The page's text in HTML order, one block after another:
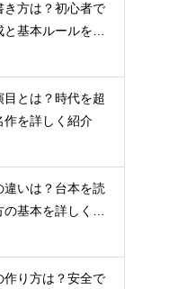
き方は？初心者で
基本ルールを解
とは？時代を超
作を詳しく紹介
いは？台本を読
基本を詳しく解
作り方は？安全で